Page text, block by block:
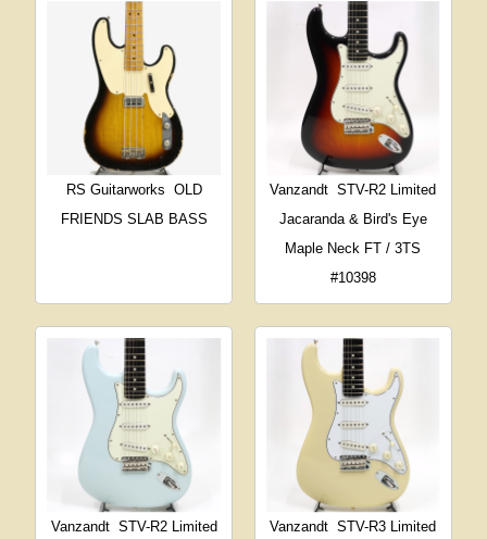
RS Guitarworks OLD
FRIENDS SLAB BASS
Vanzandt STV-R2 Limited
Jacaranda & Bird's Eye
Maple Neck FT / 3TS
#10398
Vanzandt STV-R2 Limited
Vanzandt STV-R3 Limited